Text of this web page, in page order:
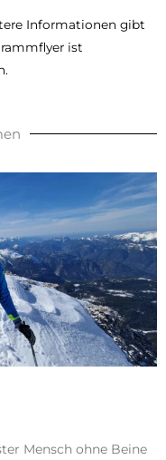
Informationen gibt
ist
Mensch ohne Beine